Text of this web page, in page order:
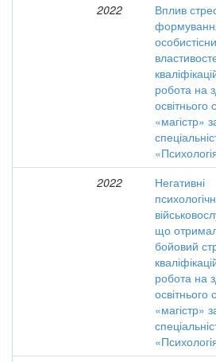
2022
Вплив
робота на
освітнього
«магістр»
2022
Негативні
що
бойовий
робота на
освітнього
«магістр»